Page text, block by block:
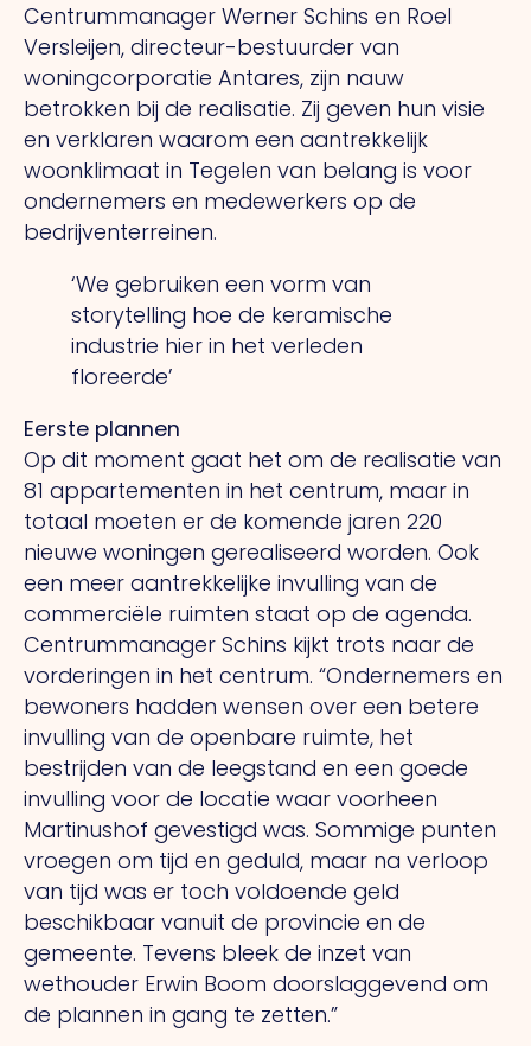
Centrummanager Werner Schins en Roel
Versleijen, directeur-bestuurder van
woningcorporatie Antares, zijn nauw
betrokken bij de realisatie. Zij geven hun visie
en verklaren waarom een aantrekkelijk
woonklimaat in Tegelen van belang is voor
ondernemers en medewerkers op de
bedrijventerreinen.
‘We gebruiken een vorm van
storytelling hoe de keramische
industrie hier in het verleden
floreerde’
Eerste plannen
Op dit moment gaat het om de realisatie van
81 appartementen in het centrum, maar in
totaal moeten er de komende jaren 220
nieuwe woningen gerealiseerd worden. Ook
een meer aantrekkelijke invulling van de
commerciële ruimten staat op de agenda.
Centrummanager Schins kijkt trots naar de
vorderingen in het centrum. “Ondernemers en
bewoners hadden wensen over een betere
invulling van de openbare ruimte, het
bestrijden van de leegstand en een goede
invulling voor de locatie waar voorheen
Martinushof gevestigd was. Sommige punten
vroegen om tijd en geduld, maar na verloop
van tijd was er toch voldoende geld
beschikbaar vanuit de provincie en de
gemeente. Tevens bleek de inzet van
wethouder Erwin Boom doorslaggevend om
de plannen in gang te zetten.”